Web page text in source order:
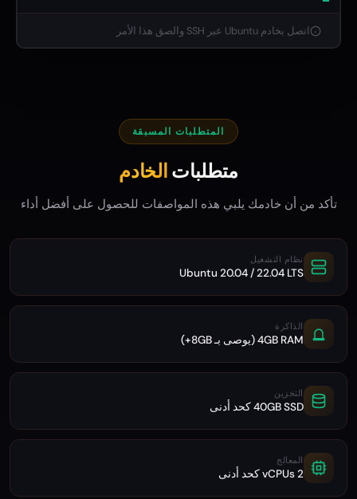
اتصل بخادم Ubuntu عبر SSH والصق هذا الأمر
المتطلبات المسبقة
متطلبات الخادم
تأكد من أن خادمك يلبي هذه المواصفات للحصول على أفضل أداء
نظام التشغيل
Ubuntu 20.04 / 22.04 LTS
الذاكرة
4GB RAM (يوصى بـ 8GB+)
التخزين
40GB SSD كحد أدنى
المعالج
2 vCPUs كحد أدنى